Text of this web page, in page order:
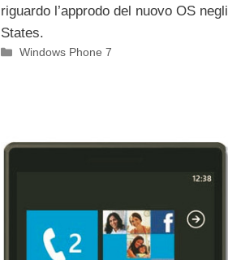
riguardo l’approdo del nuovo OS negli
States.
Categorie
Windows Phone 7